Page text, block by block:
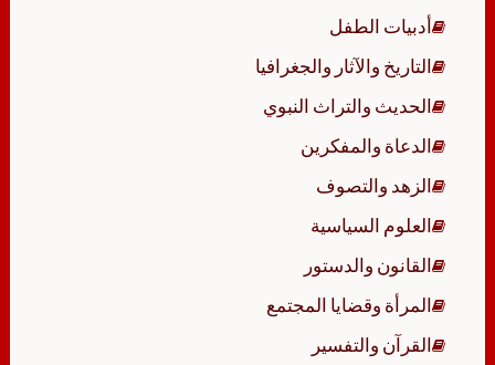
أدبيات الطفل
التاريخ والآثار والجغرافيا
الحديث والتراث النبوي
الدعاة والمفكرين
الزهد والتصوف
العلوم السياسية
القانون والدستور
المرأة وقضايا المجتمع
القرآن والتفسير